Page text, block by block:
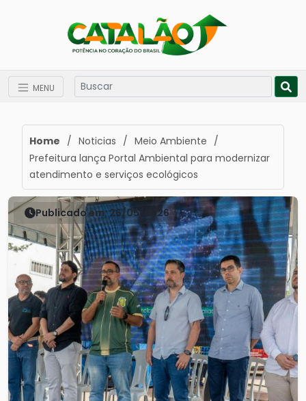
MENU
Home / Noticias / Meio Ambiente /
Prefeitura lança Portal Ambiental para modernizar
atendimento e serviços ecológicos
Publicado em: 26/05/2026